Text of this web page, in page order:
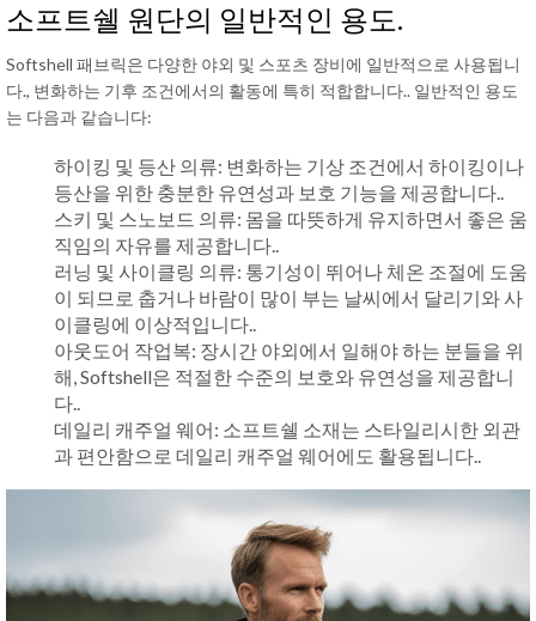
소프트쉘 원단의 일반적인 용도.
Softshell 패브릭은 다양한 야외 및 스포츠 장비에 일반적으로 사용됩니
다., 변화하는 기후 조건에서의 활동에 특히 적합합니다.. 일반적인 용도
는 다음과 같습니다:
하이킹 및 등산 의류: 변화하는 기상 조건에서 하이킹이나
등산을 위한 충분한 유연성과 보호 기능을 제공합니다..
스키 및 스노보드 의류: 몸을 따뜻하게 유지하면서 좋은 움
직임의 자유를 제공합니다..
러닝 및 사이클링 의류: 통기성이 뛰어나 체온 조절에 도움
이 되므로 춥거나 바람이 많이 부는 날씨에서 달리기와 사
이클링에 이상적입니다..
아웃도어 작업복: 장시간 야외에서 일해야 하는 분들을 위
해, Softshell은 적절한 수준의 보호와 유연성을 제공합니
다..
데일리 캐주얼 웨어: 소프트쉘 소재는 스타일리시한 외관
과 편안함으로 데일리 캐주얼 웨어에도 활용됩니다..